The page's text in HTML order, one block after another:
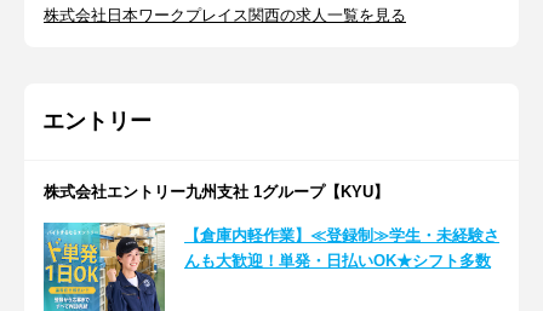
株式会社日本ワークプレイス関西の求人一覧を見る
エントリー
株式会社エントリー九州支社 1グループ【KYU】
【倉庫内軽作業】≪登録制≫学生・未経験さ
んも大歓迎！単発・日払いOK★シフト多数